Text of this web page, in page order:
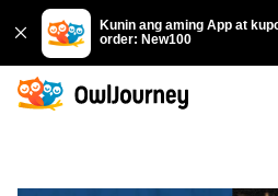
Kunin ang aming App at
order: New100